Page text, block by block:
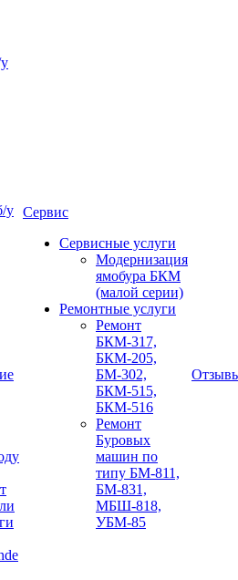
у Сервис
Сервисные услуги
Модернизация
ямобура БКМ
(малой серии)
Ремонтные услуги
Ремонт
БКМ-317,
БКМ-205,
БМ-302,
БКМ-515,
БКМ-516
Ремонт
Буровых
машин по
типу БМ-811,
БМ-831,
МБШ-818,
УБМ-85